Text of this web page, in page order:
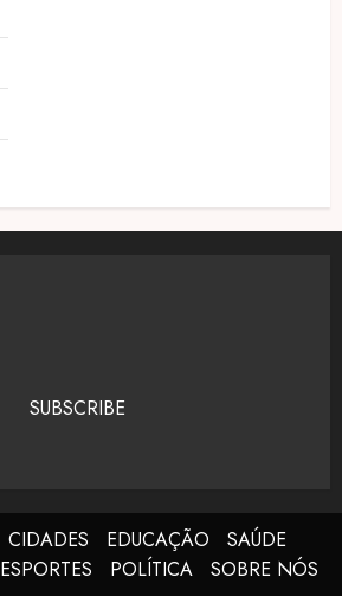
SUBSCRIBE
CIDADES EDUCAÇÃO
SAÚDE
ESPORTES POLÍTICA SOBRE NÓS